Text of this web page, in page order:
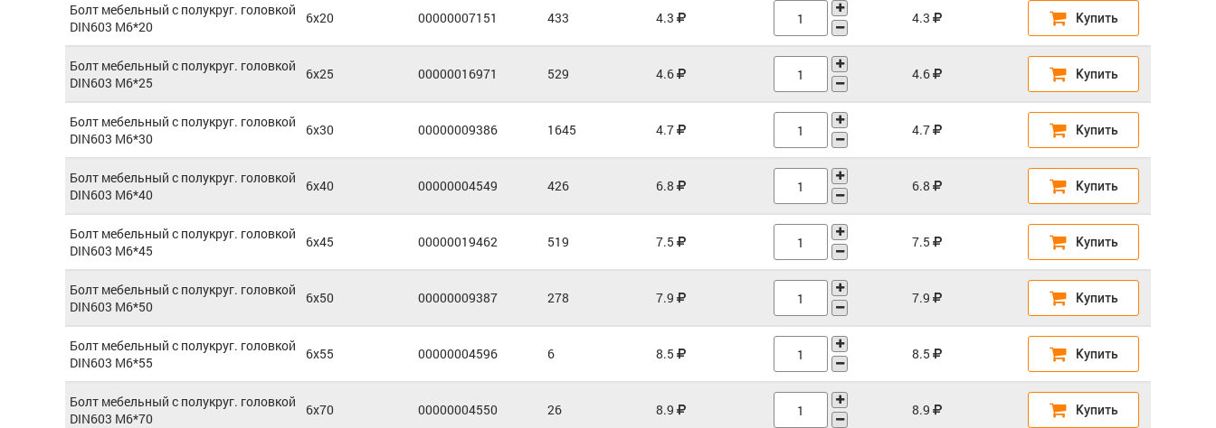
Болт мебельный с полукруг. головкой
DIN603 М6*20
6x20 00000007151 433 4.3
Болт мебельный с полукруг. головкой
DIN603 М6*25
6x25 00000016971 529 4.6
Болт мебельный с полукруг. головкой
DIN603 М6*30
6x30 00000009386 1645 4.7
Болт мебельный с полукруг. головкой
DIN603 М6*40
6x40 00000004549 426 6.8
Болт мебельный с полукруг. головкой
DIN603 М6*45
6x45 00000019462 519 7.5
Болт мебельный с полукруг. головкой
DIN603 М6*50
6x50 00000009387 278 7.9
Болт мебельный с полукруг. головкой
DIN603 М6*55
6x55 00000004596 6 8.5
Болт мебельный с полукруг. головкой
DIN603 М6*70
6x70 00000004550 26 8.9